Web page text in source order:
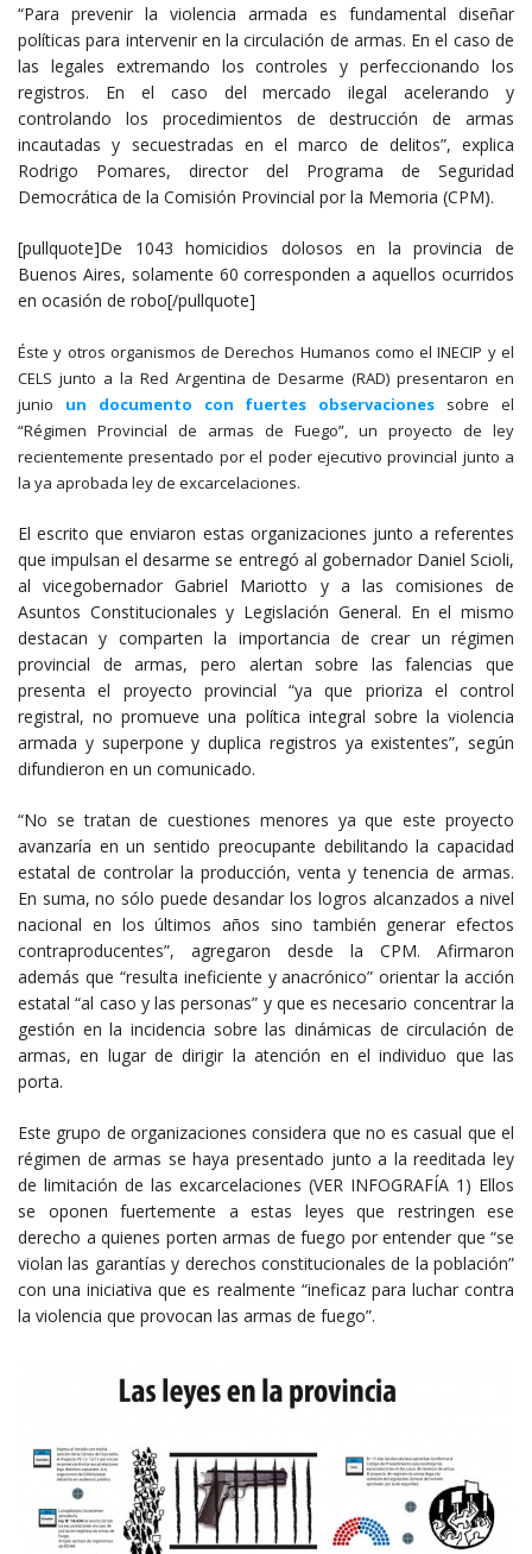
“Para prevenir la violencia armada es fundamental diseñar
políticas para intervenir en la circulación de armas. En el caso de
las legales extremando los controles y perfeccionando los
registros. En el caso del mercado ilegal acelerando y
controlando los procedimientos de destrucción de armas
incautadas y secuestradas en el marco de delitos”, explica
Rodrigo Pomares, director del Programa de Seguridad
Democrática de la Comisión Provincial por la Memoria (CPM).
[pullquote]De 1043 homicidios dolosos en la provincia de
Buenos Aires, solamente 60 corresponden a aquellos ocurridos
en ocasión de robo[/pullquote]
Éste y otros organismos de Derechos Humanos como el INECIP y el
CELS junto a la Red Argentina de Desarme (RAD) presentaron en
junio un documento con fuertes observaciones sobre el
“Régimen Provincial de armas de Fuego”, un proyecto de ley
recientemente presentado por el poder ejecutivo provincial junto a
la ya aprobada ley de excarcelaciones.
El escrito que enviaron estas organizaciones junto a referentes
que impulsan el desarme se entregó al gobernador Daniel Scioli,
al vicegobernador Gabriel Mariotto y a las comisiones de
Asuntos Constitucionales y Legislación General. En el mismo
destacan y comparten la importancia de crear un régimen
provincial de armas, pero alertan sobre las falencias que
presenta el proyecto provincial “ya que prioriza el control
registral, no promueve una política integral sobre la violencia
armada y superpone y duplica registros ya existentes”, según
difundieron en un comunicado.
“No se tratan de cuestiones menores ya que este proyecto
avanzaría en un sentido preocupante debilitando la capacidad
estatal de controlar la producción, venta y tenencia de armas.
En suma, no sólo puede desandar los logros alcanzados a nivel
nacional en los últimos años sino también generar efectos
contraproducentes”, agregaron desde la CPM. Afirmaron
además que “resulta ineficiente y anacrónico” orientar la acción
estatal “al caso y las personas” y que es necesario concentrar la
gestión en la incidencia sobre las dinámicas de circulación de
armas, en lugar de dirigir la atención en el individuo que las
porta.
Este grupo de organizaciones considera que no es casual que el
régimen de armas se haya presentado junto a la reeditada ley
de limitación de las excarcelaciones (VER INFOGRAFÍA 1) Ellos
se oponen fuertemente a estas leyes que restringen ese
derecho a quienes porten armas de fuego por entender que “se
violan las garantías y derechos constitucionales de la población”
con una iniciativa que es realmente “ineficaz para luchar contra
la violencia que provocan las armas de fuego”.